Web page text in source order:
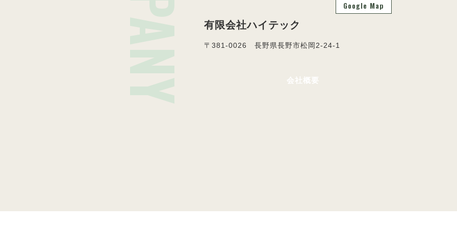
Google Map
有限会社ハイテック
〒381-0026 長野県長野市松岡2-24-1
会社概要